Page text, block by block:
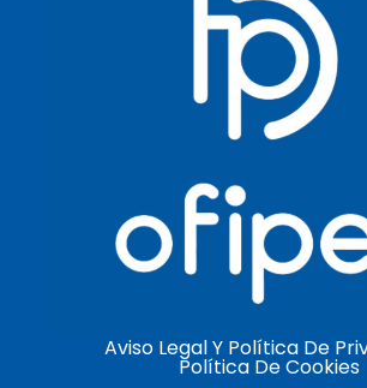
Aviso Legal Y Política De
Política De Cookies